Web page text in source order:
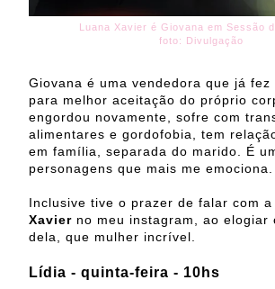
Luana Xavier é Giovana em Sessão
foto: Divulgação
Giovana é uma vendedora que já fez
para melhor aceitação do próprio
engordou novamente, sofre com
alimentares e gordofobia, tem
em família, separada do marido. É
personagens que mais me emociona.
Inclusive tive o prazer de falar com a
Xavier no meu instagram, ao elogiar
dela, que mulher incrível.
Lídia - quinta-feira - 10hs